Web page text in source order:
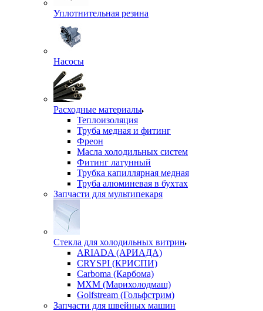
Уплотнительная резина
Насосы
Расходные материалы
Теплоизоляция
Труба медная и фитинг
Фреон
Масла холодильных систем
Фитинг латунный
Трубка капиллярная медная
Труба алюминевая в бухтах
Запчасти для мультипекаря
Стекла для холодильных витрин
ARIADA (АРИАДА)
CRYSPI (КРИСПИ)
Carboma (Карбома)
MXM (Марихолодмаш)
Golfstream (Гольфстрим)
Запчасти для швейных машин